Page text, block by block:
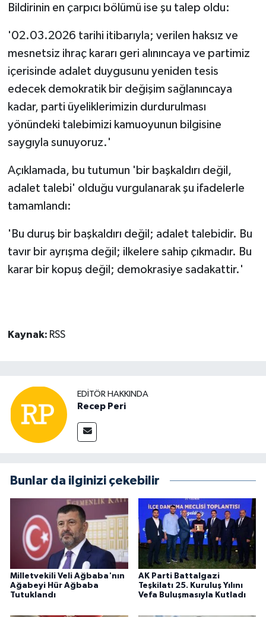
Bildirinin en çarpıcı bölümü ise şu talep oldu:
'02.03.2026 tarihi itibarıyla; verilen haksız ve
mesnetsiz ihraç kararı geri alınıncaya ve partimiz
içerisinde adalet duygusunu yeniden tesis
edecek demokratik bir değişim sağlanıncaya
kadar, parti üyeliklerimizin durdurulması
yönündeki talebimizi kamuoyunun bilgisine
saygıyla sunuyoruz.'
Açıklamada, bu tutumun 'bir başkaldırı değil,
adalet talebi' olduğu vurgulanarak şu ifadelerle
tamamlandı:
'Bu duruş bir başkaldırı değil; adalet talebidir. Bu
tavır bir ayrışma değil; ilkelere sahip çıkmadır. Bu
karar bir kopuş değil; demokrasiye sadakattir.'
Kaynak: RSS
EDITÖR HAKKINDA
Recep Peri
Bunlar da ilginizi çekebilir
Milletvekili Veli Ağbaba'nın
Ağabeyi Hür Ağbaba
Tutuklandı
AK Parti Battalgazi
Teşkilatı 25. Kuruluş Yılını
Vefa Buluşmasıyla Kutladı